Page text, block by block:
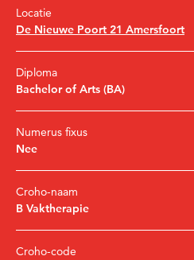
Locatie
De Nieuwe Poort 21 Amersfoort
Diploma
Bachelor of Arts (BA)
Numerus fixus
Nee
Croho-naam
B Vaktherapie
Croho-code